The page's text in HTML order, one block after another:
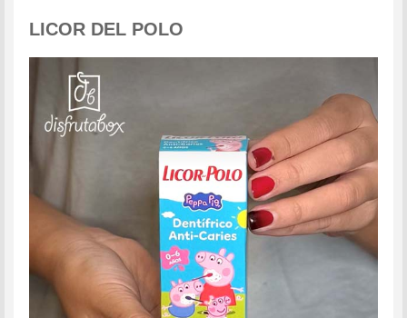
LICOR DEL POLO